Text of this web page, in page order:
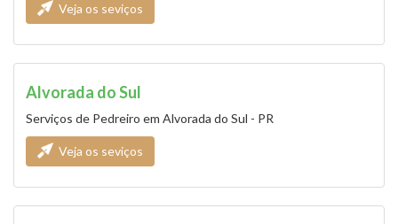
Veja os seviços
Alvorada do Sul
Serviços de Pedreiro em Alvorada do Sul - PR
Veja os seviços